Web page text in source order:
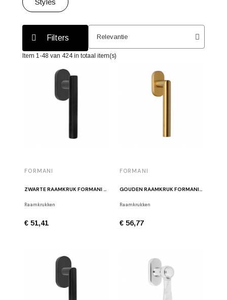
Styles
Filters
Item 1-48 van 424 in totaal item(s)
FORMANI
ZWARTE RAAMKRUK FORMANI LBVII-19-DK-O NM
Raamkrukken
€ 51,41
FORMANI
GOUDEN RAAMKRUK FORMANI LBII-19-DK-O IM
Raamkrukken
€ 56,77